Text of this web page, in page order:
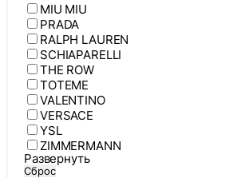
MIU MIU
PRADA
RALPH LAUREN
SCHIAPARELLI
THE ROW
TOTEME
VALENTINO
VERSACE
YSL
ZIMMERMANN
Развернуть
Сброс